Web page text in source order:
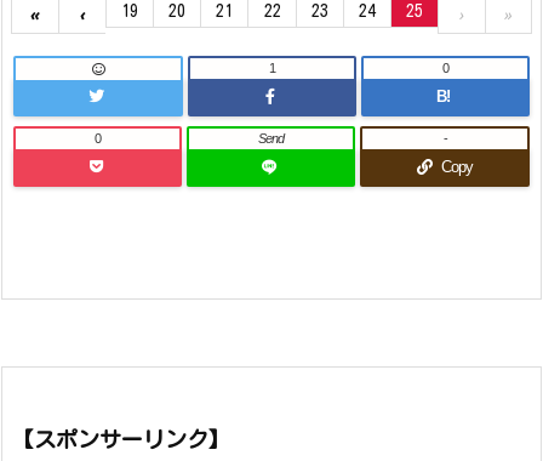
« ‹ 19 20 21 22 23 24 25 › »
1
B!
0
0 Send
Copy
-
【スポンサーリンク】